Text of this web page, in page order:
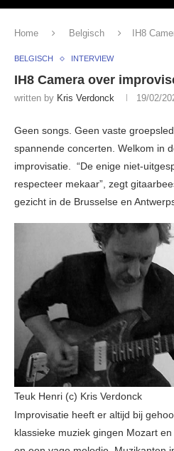
Home Belgisch IH8
BELGISCH INTERVIEW
IH8 Camera over
written by Kris Verdonck 19/02/
Geen songs. Geen vaste
spannende concerten. Welkom in
improvisatie. “De enige niet-
respecteer mekaar”, zegt
gezicht in de Brusselse en
Teuk Henri (c) Kris Verdonck
Improvisatie heeft er altijd bij
klassieke muziek gingen Mozart